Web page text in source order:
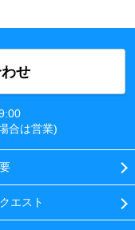
せ
合は営業)
エスト